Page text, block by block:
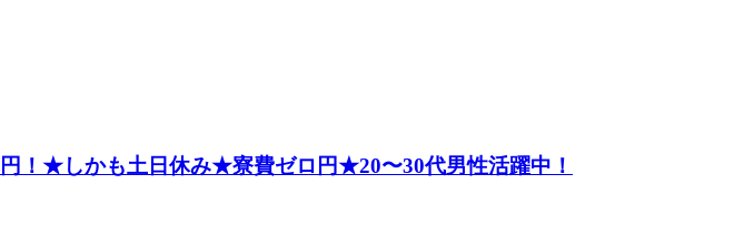
！★しかも土日休み★寮費ゼロ円★20〜30代男性活躍中！